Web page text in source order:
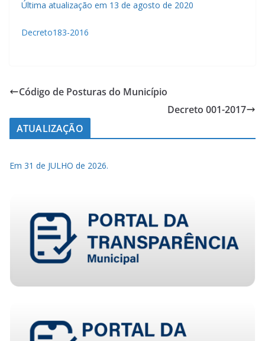
Última atualização em 13 de agosto de 2020
Decreto183-2016
Código de Posturas do Município
Decreto 001-2017
ATUALIZAÇÃO
Em 31 de JULHO de 2026.